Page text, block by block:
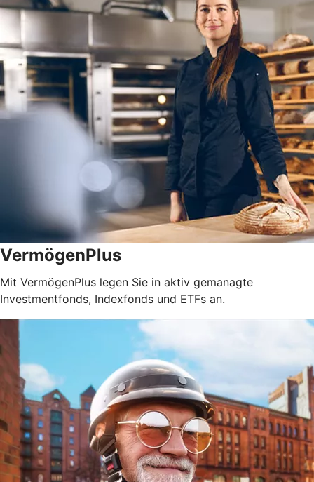
VermögenPlus
Mit VermögenPlus legen Sie in aktiv gemanagte
Investmentfonds, Indexfonds und ETFs an.